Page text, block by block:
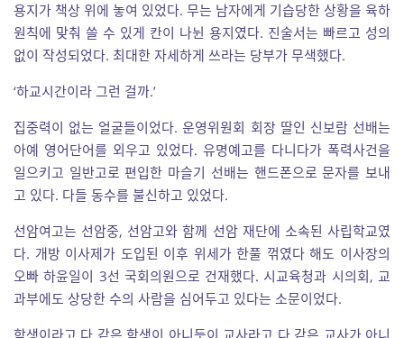
용지가 책상 위에 놓여 있었다. 무는 남자에게 기습당한 상황을 육하
원칙에 맞춰 쓸 수 있게 칸이 나뉜 용지였다. 진술서는 빠르고 성의
없이 작성되었다. 최대한 자세하게 쓰라는 당부가 무색했다.
‘하교시간이라 그런 걸까.’
집중력이 없는 얼굴들이었다. 운영위원회 회장 딸인 신보람 선배는
아예 영어단어를 외우고 있었다. 유명예고를 다니다가 폭력사건을
일으키고 일반고로 편입한 마슬기 선배는 핸드폰으로 문자를 보내
고 있다. 다들 동수를 불신하고 있었다.
선암여고는 선암중, 선암고와 함께 선암 재단에 소속된 사립학교였
다. 개방 이사제가 도입된 이후 위세가 한풀 꺾였다 해도 이사장의
오빠 하윤일이 3선 국회의원으로 건재했다. 시교육청과 시의회, 교
과부에도 상당한 수의 사람을 심어두고 있다는 소문이었다.